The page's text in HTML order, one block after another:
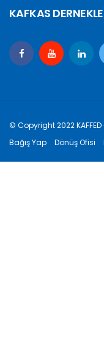
KAFKAS
© Copyright 2022 KAFFED -
Bağış Yap
Dönüş Ofisi